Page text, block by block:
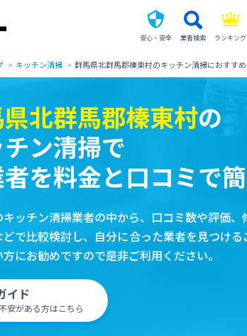
安心・安全 業者検索 ランキング
キッチン清掃 群馬県北群馬郡榛東村のキッチン清掃におすす
北群馬郡榛東村の
ン清掃で
を料金と口コミで
ッチン清掃業者の中から、口コミ数や評価
で比較検討し、自分に合った業者を見つけ
にお勧めですので是非ご利用ください。
イド
安がある方はこちら